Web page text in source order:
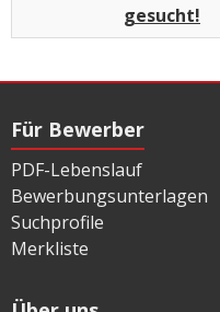
gesucht!
Für Bewerber
PDF-Lebenslauf
Bewerbungsunterlagen
Suchprofile
Merkliste